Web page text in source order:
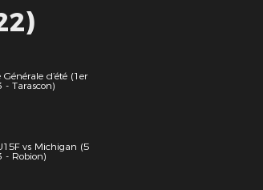
d’été (1er
- Tarascon)
vs Michigan (5
- Robion)